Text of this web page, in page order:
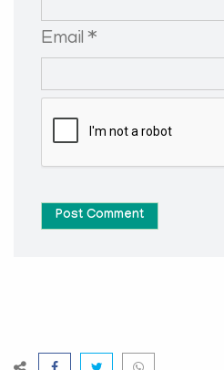
Email *
Post Comment